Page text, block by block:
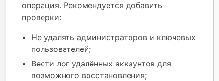
операция. Рекомендуется добавить
проверки:
Не удалять администраторов и ключевых
пользователей;
Вести лог удалённых аккаунтов для
возможного восстановления;